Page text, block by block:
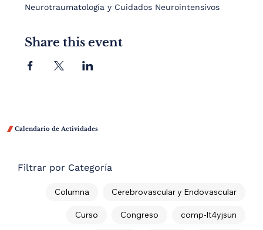
Filtrar por Categoría
Cerebrovascular y Endovascular
Columna
comp-lt4yjsun
Congreso
Curso
 Calendario de Actividades
Neurotraumatología y Cuidados Neurointensivos
Share this event